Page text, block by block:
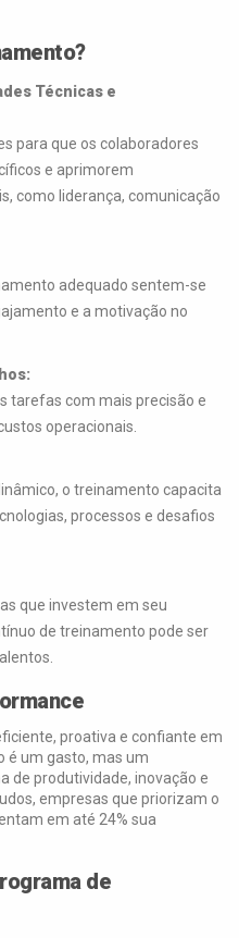
Técnicas e
para que os colaboradores
e aprimorem
como liderança, comunicação
adequado sentem-se
e a motivação no
tarefas com mais precisão e
operacionais.
o treinamento capacita
processos e desafios
que investem em seu
de treinamento pode ser
proativa e confiante em
é um gasto, mas um
de produtividade, inovação e
empresas que priorizam o
em até 24% sua
de